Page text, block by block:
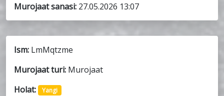
Murojaat sanasi: 27.05.2026 13:07
Ism: LmMqtzme
Murojaat turi: Murojaat
Holat:
Yangi